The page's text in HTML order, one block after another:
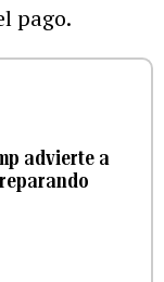
pago.
advierte a